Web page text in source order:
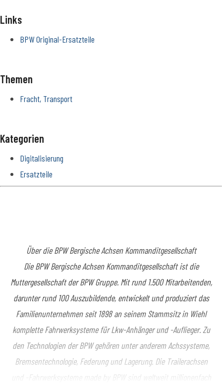
Links
BPW Original-Ersatzteile
Themen
Fracht, Transport
Kategorien
Digitalisierung
Ersatzteile
Über die BPW Bergische Achsen Kommanditgesellschaft
Die BPW Bergische Achsen Kommanditgesellschaft ist die
Muttergesellschaft der BPW Gruppe. Mit rund 1.500 Mitarbeitenden,
darunter rund 100 Auszubildende, entwickelt und produziert das
Familienunternehmen seit 1898 an seinem Stammsitz in Wiehl
komplette Fahrwerksysteme für Lkw-Anhänger und -Auflieger. Zu
den Technologien der BPW gehören unter anderem Achssysteme,
Bremsentechnologie, Federung und Lagerung. Die Trailerachsen
und -Fahrwerksysteme made by BPW sind weltweit millionenfach